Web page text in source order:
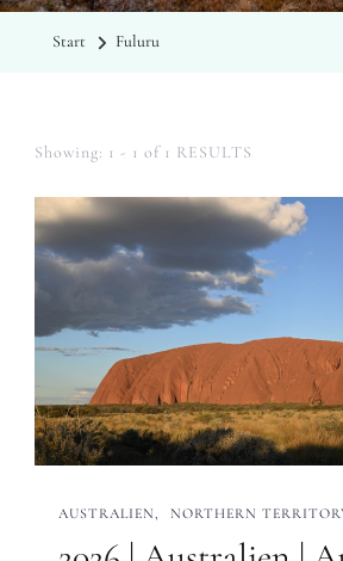
Start Fuluru
Showing: 1 - 1 of 1 RESULTS
AUSTRALIEN NORTHERN